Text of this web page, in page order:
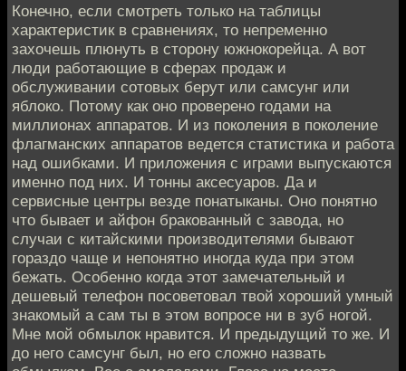
Конечно, если смотреть только на таблицы
характеристик в сравнениях, то непременно
захочешь плюнуть в сторону южнокорейца. А вот
люди работающие в сферах продаж и
обслуживании сотовых берут или самсунг или
яблоко. Потому как оно проверено годами на
миллионах аппаратов. И из поколения в поколение
флагманских аппаратов ведется статистика и работа
над ошибками. И приложения с играми выпускаются
именно под них. И тонны аксесуаров. Да и
сервисные центры везде понатыканы. Оно понятно
что бывает и айфон бракованный с завода, но
случаи с китайскими производителями бывают
гораздо чаще и непонятно иногда куда при этом
бежать. Особенно когда этот замечательный и
дешевый телефон посоветовал твой хороший умный
знакомый а сам ты в этом вопросе ни в зуб ногой.
Мне мой обмылок нравится. И предыдущий то же. И
до него самсунг был, но его сложно назвать